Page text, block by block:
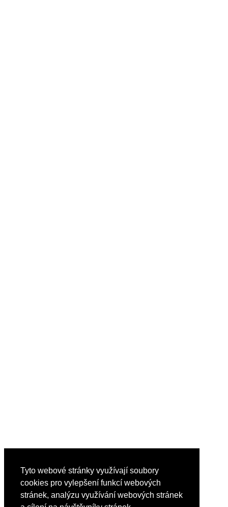
Tyto webové stránky využívají soubory
cookies pro vylepšení funkcí webových
stránek, analýzu využívání webových stránek